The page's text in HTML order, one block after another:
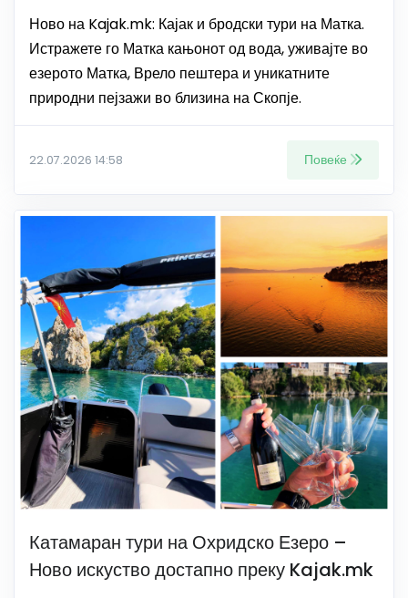
Ново на Kajak.mk: Кајак и бродски тури на Матка.
Истражете го Матка кањонот од вода, уживајте во
езерото Матка, Врело пештера и уникатните
природни пејзажи во близина на Скопје.
22.07.2026 14:58 Повеќе
Катамаран тури на Охридско Езеро –
Ново искуство достапно преку Kajak.mk